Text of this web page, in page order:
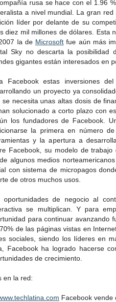
rusa se hace con el 1.96
a nivel mundial. La gran
líder por delante de su
diez mil millones de dólares. Esta
la de Microsoft fue aún más
Sky no descarta la
gigantes están interesados en
Facebook estas inversiones
un proyecto ya
se necesita unas altas dosis de
solucionado a corto plazo con
los fundadores de Facebook.
la primera en número
y la apertura a
Facebook, su modelo de
algunos medios
con sistema de micropagos
de otros muchos usos.
oportunidades de negocio al
se multiplican. Y para
para continuar avanzando
de las páginas vistas en
sociales, siendo los líderes en
Facebook ha logrado hacerse
de crecimiento.
en la red:
Facebook vende